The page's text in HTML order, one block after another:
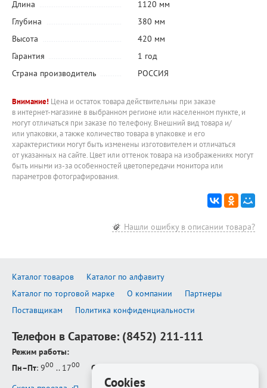
Длина
1120 мм
Глубина
380 мм
Высота
420 мм
Гарантия
1 год
Страна производитель
РОССИЯ
Внимание! Цена и остаток товара действительны при заказе
в интернет-магазине в выбранном регионе или населенном пункте, и
могут отличаться при заказе по телефону. Внешний вид товара и/
или упаковки, а также количество товара в упаковке и его
характеристики могут быть изменены изготовителем и отличаться
от указанных на сайте. Цвет или оттенок товара на изображениях могут
быть иными из-за особенностей цветопередачи монитора или
параметров фотографирования.
Нашли ошибку в описании товара?
Каталог товаров
Каталог по алфавиту
Каталог по торговой марке
О компании
Партнеры
Поставщикам
Политика конфиденциальности
Телефон в Саратове: (8452) 211-111
Режим работы:
Пн–Пт: 900 .. 1700 Сб–Вс
Cookies